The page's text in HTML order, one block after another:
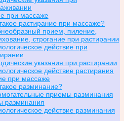
при массаже
растирание при массаже?
прием, пиление,
строгание при растирании
действие при
указания при растирании
действие растирания
при массаже
разминание?
приемы разминания
разминания
действие разминания